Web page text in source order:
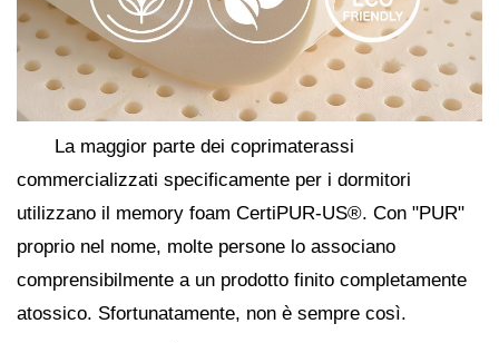
La maggior parte dei coprimaterassi
commercializzati specificamente per i dormitori
utilizzano il memory foam CertiPUR-US®. Con "PUR"
proprio nel nome, molte persone lo associano
comprensibilmente a un prodotto finito completamente
atossico. Sfortunatamente, non è sempre così.